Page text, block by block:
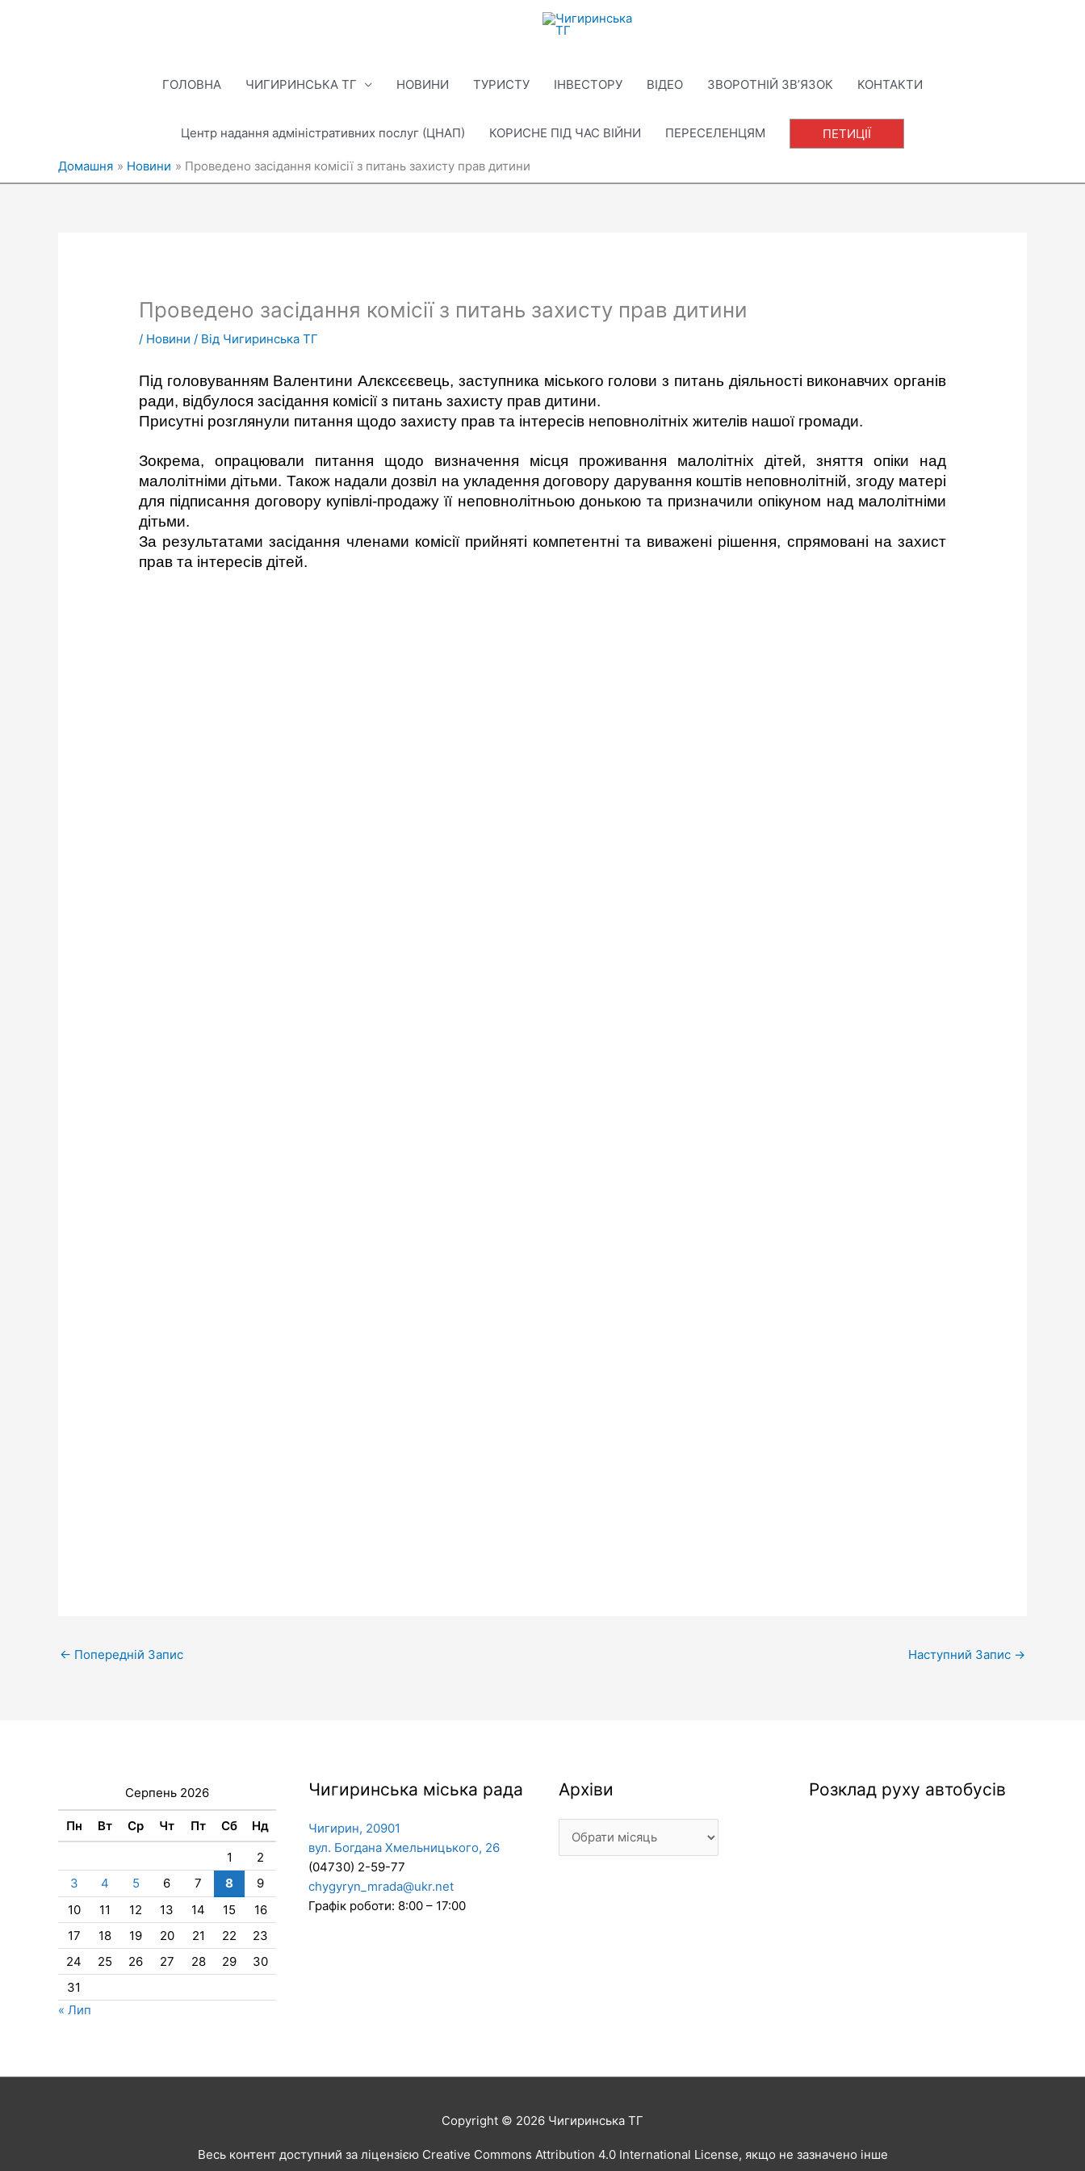
ГОЛОВНА ЧИГИРИНСЬКА ТГ НОВИНИ ТУРИСТУ ІНВЕСТОРУ ВІДЕО ЗВОРОТНІЙ ЗВ’ЯЗОК КОНТАКТИ
Центр надання адміністративних послуг (ЦНАП) КОРИСНЕ ПІД ЧАС ВІЙНИ ПЕРЕСЕЛЕНЦЯМ ПЕТИЦІЇ
Домашня Новини Проведено засідання комісії з питань захисту прав дитини
Проведено засідання комісії з питань захисту прав дитини
/ Новини / Від Чигиринська ТГ
Під головуванням Валентини Алєксєєвець, заступника міського голови з питань діяльності виконавчих органів
ради, відбулося засідання комісії з питань захисту прав дитини.
Присутні розглянули питання щодо захисту прав та інтересів неповнолітніх жителів нашої громади.
Зокрема, опрацювали питання щодо визначення місця проживання малолітніх дітей, зняття опіки над
малолітніми дітьми. Також надали дозвіл на укладення договору дарування коштів неповнолітній, згоду матері
для підписання договору купівлі-продажу її неповнолітньою донькою та призначили опікуном над малолітніми
дітьми.
За результатами засідання членами комісії прийняті компетентні та виважені рішення, спрямовані на захист
прав та інтересів дітей.
← Попередній Запис Наступний Запис →
Серпень 2026
Пн Вт Ср Чт Пт Сб Нд
1
2
3
4 5 6 7 8
9
10
11 12 13 14 15
16
17
18 19 20 21 22
23
24
25 26 27 28 29
30
31
« Лип
Чигиринська міська рада
Чигирин, 20901
вул. Богдана Хмельницького, 26
(04730) 2-59-77
chygyryn_mrada@ukr.net
Графік роботи: 8:00 – 17:00
Архіви
Архіви Розклад руху автобусів
Copyright © 2026 Чигиринська ТГ
Весь контент доступний за ліцензією Creative Commons Attribution 4.0 International License, якщо не зазначено інше